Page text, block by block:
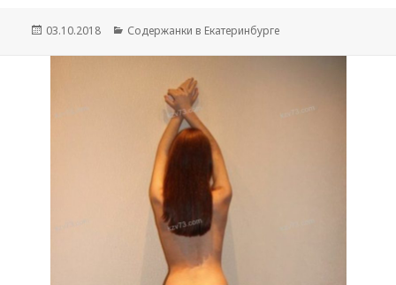
Опубликовано
03.10.2018 Рубрики
Содержанки в Екатеринбурге